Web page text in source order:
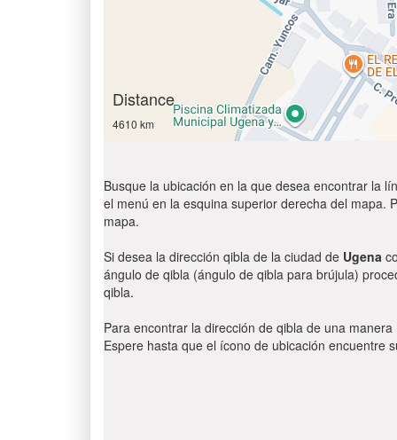
Distance
4610 km
Busque la ubicación en la que desea encontrar la
el menú en la esquina superior derecha del mapa.
mapa.
Si desea la dirección qibla de la ciudad de Ugena
ángulo de qibla (ángulo de qibla para brújula)
qibla.
Para encontrar la dirección de qibla de una
Espere hasta que el ícono de ubicación encuentre